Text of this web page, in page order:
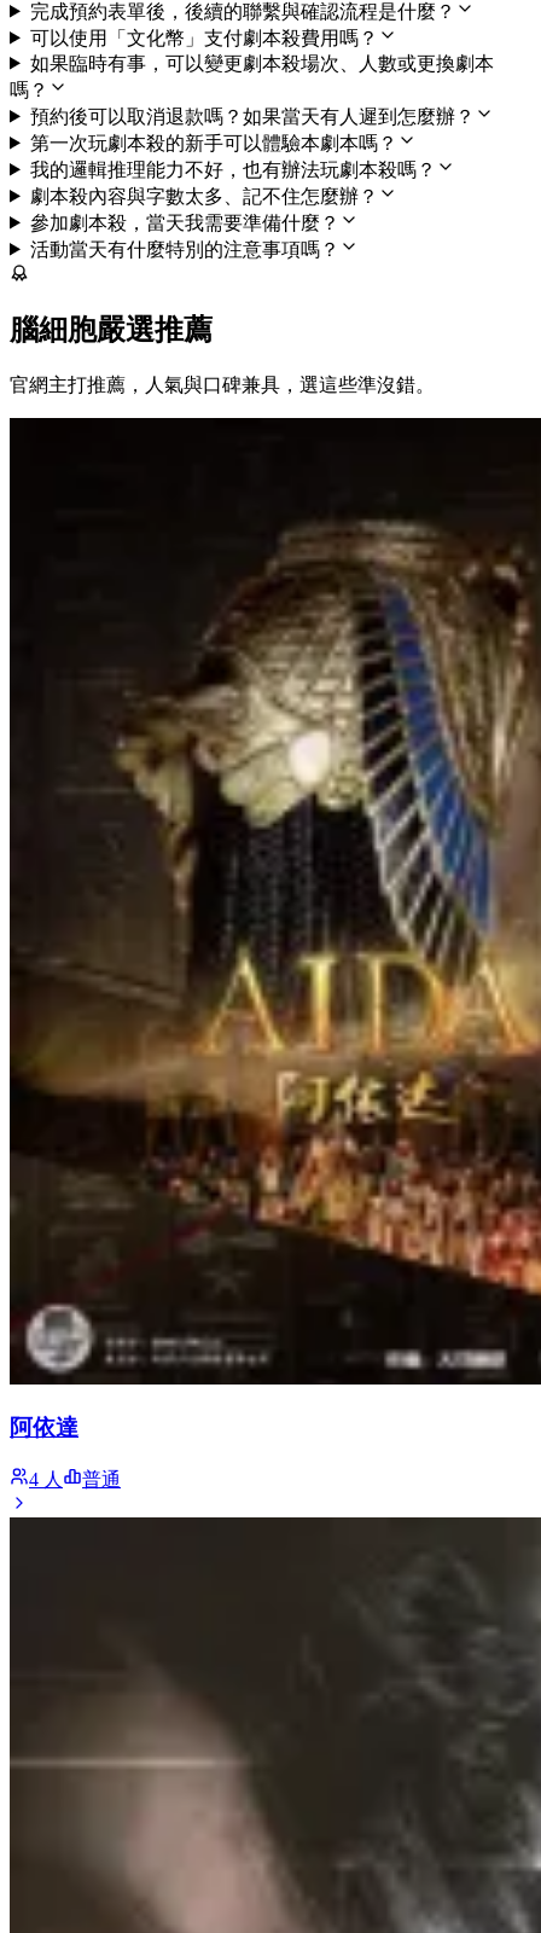
完成預約表單後，後續的聯繫與確認流程是什麼？
可以使用「文化幣」支付劇本殺費用嗎？
如果臨時有事，可以變更劇本殺場次、人數或更換劇本
嗎？
預約後可以取消退款嗎？如果當天有人遲到怎麼辦？
第一次玩劇本殺的新手可以體驗本劇本嗎？
我的邏輯推理能力不好，也有辦法玩劇本殺嗎？
劇本殺內容與字數太多、記不住怎麼辦？
參加劇本殺，當天我需要準備什麼？
活動當天有什麼特別的注意事項嗎？
腦細胞嚴選推薦
官網主打推薦，人氣與口碑兼具，選這些準沒錯。
阿依達
4 人 普通